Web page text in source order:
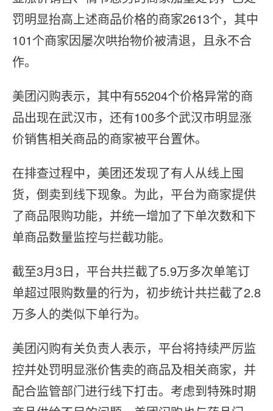
罚明显抬高上述商品价格的商家2613个，其中
101个商家因屡次哄抬物价被清退，且永不合
作。
美团闪购表示，其中有55204个价格异常的商
品出现在武汉市，还有100多个武汉市明显涨
价销售相关商品的商家被平台置休。
在排查过程中，美团还发现了有人从线上囤
货，倒卖到线下现象。为此，平台为商家提供
了商品限购功能，并统一增加了下单次数和下
单商品数量监控与拦截功能。
截至3月3日，平台共拦截了5.9万多次单笔订
单超过限购数量的行为，初步统计共拦截了2.8
万多人的类似下单行为。
美团闪购有关负责人表示，平台将持续严厉监
控并处罚明显涨价售卖的商品及相关商家，并
配合监管部门进行线下打击。考虑到特殊时期